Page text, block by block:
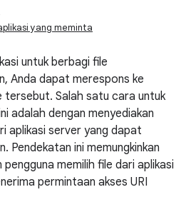
yang meminta
untuk berbagi file
Anda dapat merespons ke
tersebut. Salah satu cara untuk
adalah dengan menyediakan
aplikasi server yang dapat
Pendekatan ini memungkinkan
pengguna memilih file dari aplikasi
permintaan akses URI